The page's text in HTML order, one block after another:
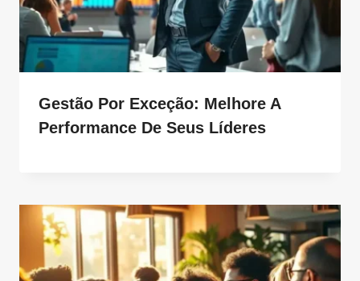
Gestão Por Exceção: Melhore A
Performance De Seus Líderes